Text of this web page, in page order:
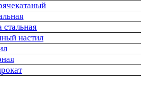
настил